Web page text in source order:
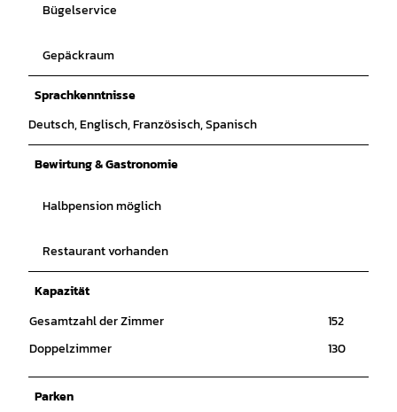
Bügelservice
Gepäckraum
Sprachkenntnisse
Deutsch, Englisch, Französisch, Spanisch
Bewirtung & Gastronomie
Halbpension möglich
Restaurant vorhanden
Kapazität
Gesamtzahl der Zimmer
152
Doppelzimmer
130
Parken